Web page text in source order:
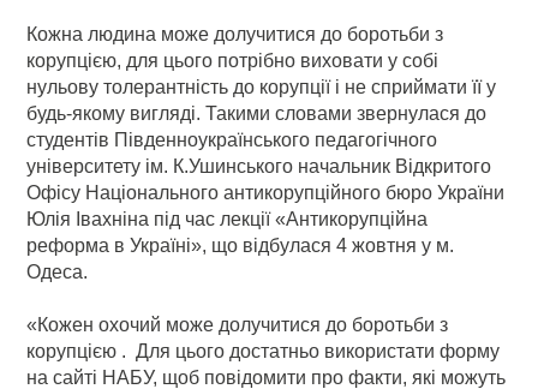
Кожна людина може долучитися до боротьби з
корупцією, для цього потрібно виховати у собі
нульову толерантність до корупції і не сприймати її у
будь-якому вигляді. Такими словами звернулася до
студентів Південноукраїнського педагогічного
університету ім. К.Ушинського начальник Відкритого
Офісу Національного антикорупційного бюро України
Юлія Івахніна під час лекції «Антикорупційна
реформа в Україні», що відбулася 4 жовтня у м.
Одеса.
«Кожен охочий може долучитися до боротьби з
корупцією . Для цього достатньо використати форму
на сайті НАБУ, щоб повідомити про факти, які можуть